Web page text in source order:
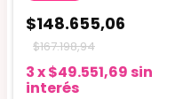
$148.655,06
$167.198,94
3x$49.551,69 sin
interés